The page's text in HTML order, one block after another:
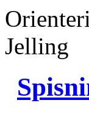
Jelling